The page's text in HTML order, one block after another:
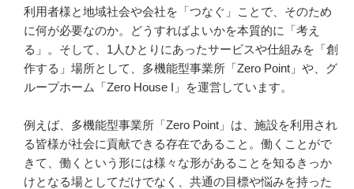
利用者様と地域社会や会社を「つなぐ」ことで、そのため
に何が必要なのか。どうすればよいかを本質的に「考え
る」。そして、1人ひとりにあったサービスや仕組みを「創
作する」場所として、多機能型事業所「Zero Point」や、グ
ループホーム「Zero House I」を運営しています。
例えば、多機能型事業所「Zero Point」は、施設を利用され
る皆様が社会に貢献できる存在であること。働くことがで
きて、働くという形には様々な形があることを知るきっか
けとなる場としてだけでなく、共通の目標や悩みを持った